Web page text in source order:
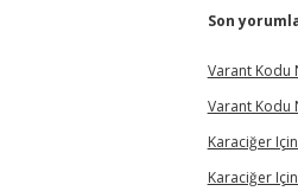
Son
Varant Kodu
Varant Kodu
Karaciğer
Karaciğer